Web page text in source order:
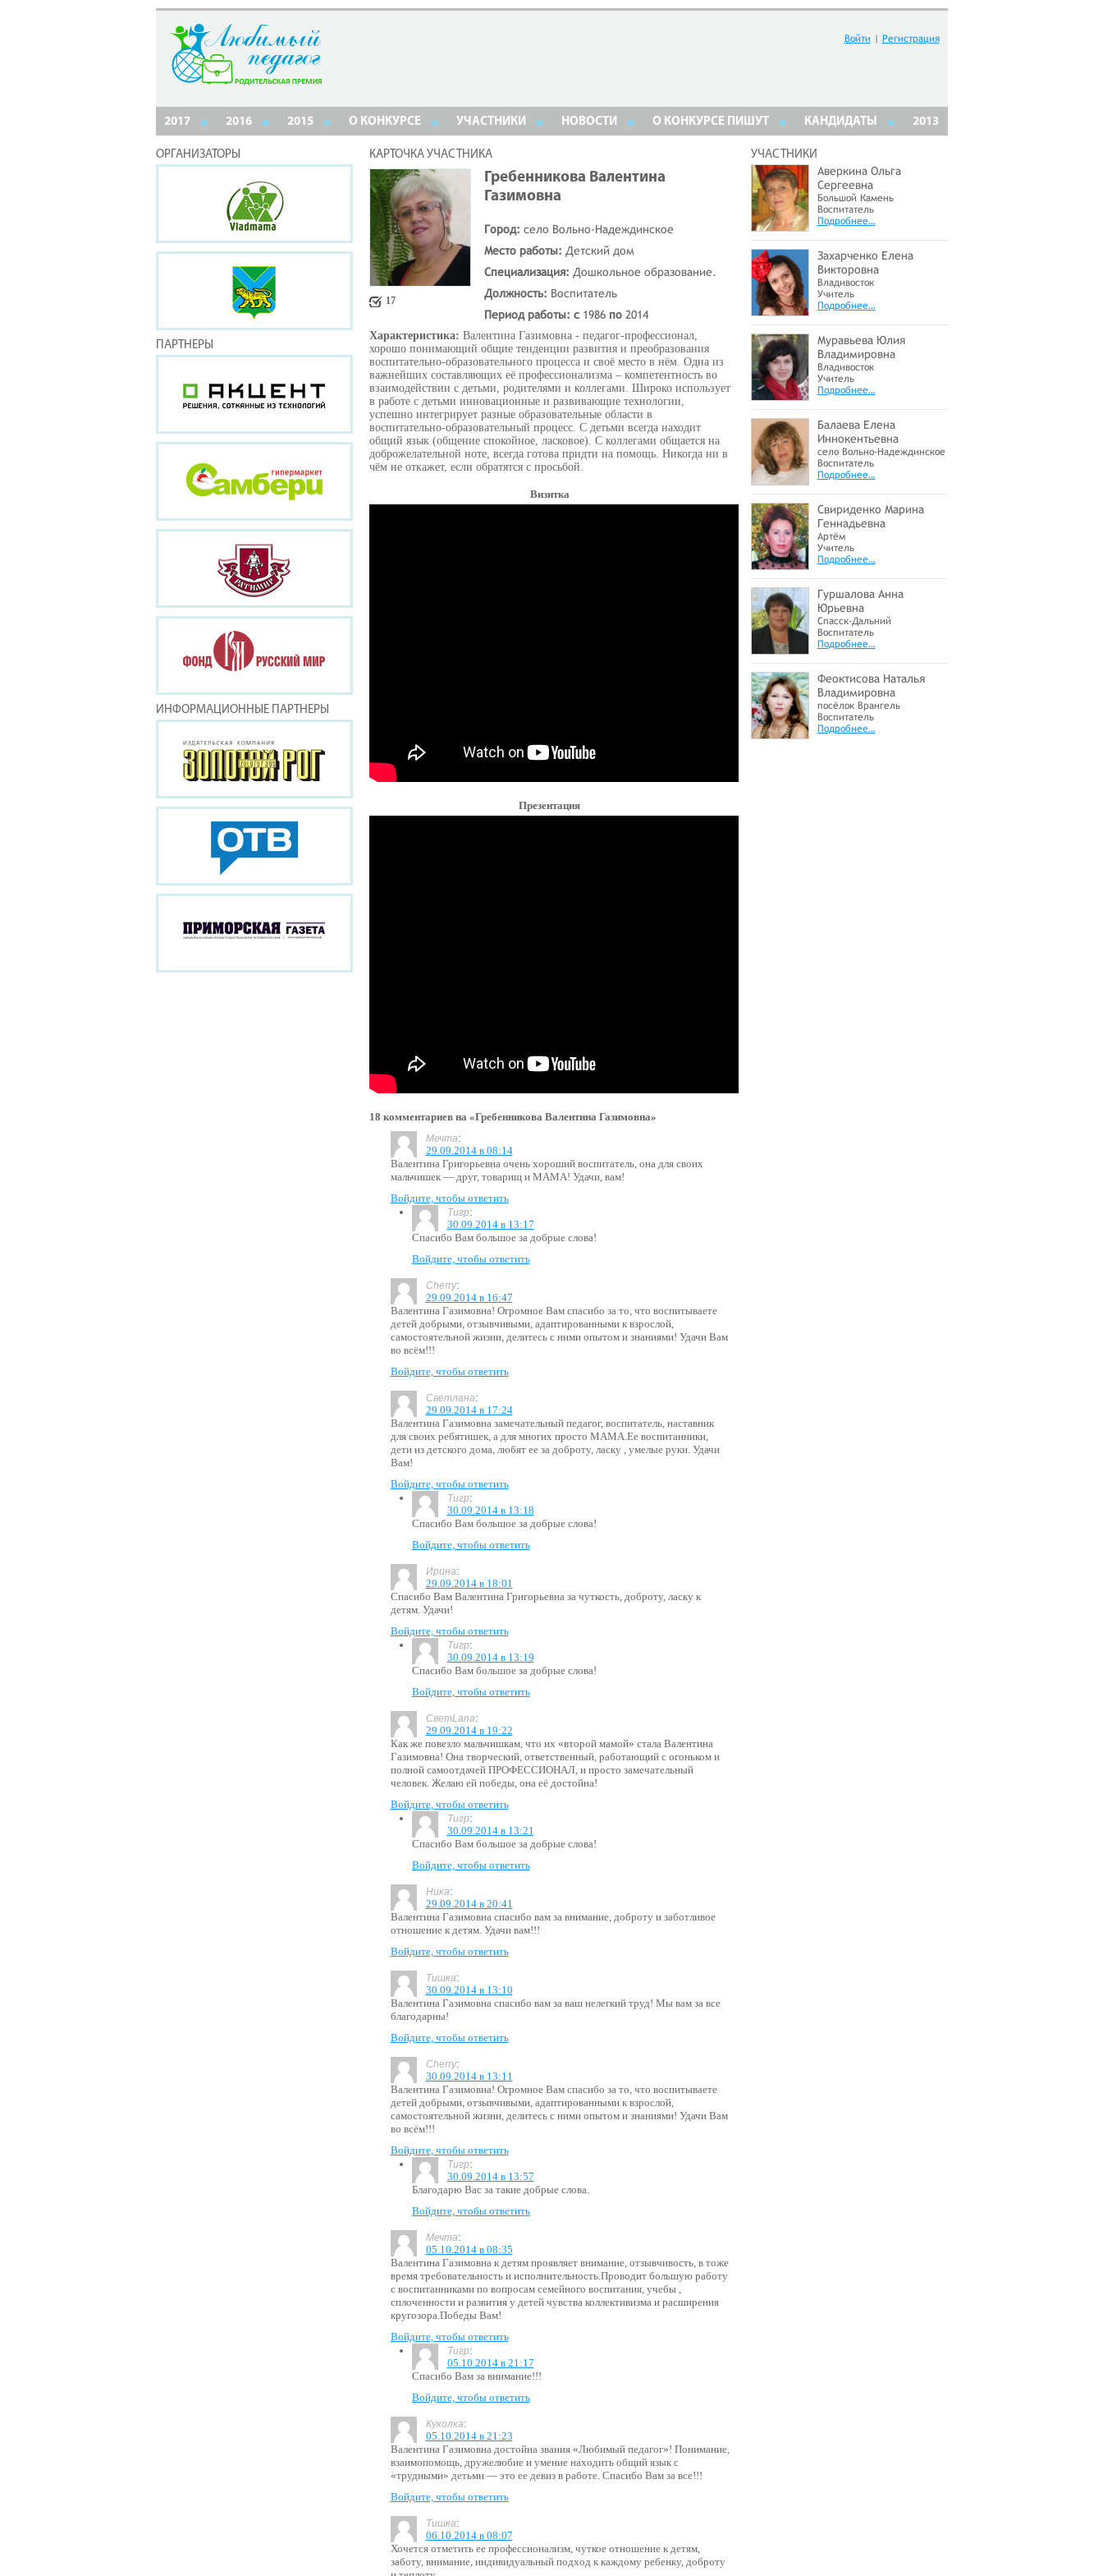
Войти | Регистрация
2017 2016 2015 О КОНКУРСЕ УЧАСТНИКИ НОВОСТИ О КОНКУРСЕ ПИШУТ КАНДИДАТЫ 2013
ОРГАНИЗАТОРЫ
ПАРТНЕРЫ
ИНФОРМАЦИОННЫЕ ПАРТНЕРЫ
КАРТОЧКА УЧАСТНИКА
17
Гребенникова Валентина
Газимовна
Город: село Вольно-Надеждинское
Место работы: Детский дом
Специализация: Дошкольное образование.
Должность: Воспитатель
Период работы: с1986по 2014
Характеристика: Валентина Газимовна - педагог-профессионал,
хорошо понимающий общие тенденции развития и преобразования
воспитательно-образовательного процесса и своё место в нём. Одна из
важнейших составляющих её профессионализма – компетентность во
взаимодействии с детьми, родителями и коллегами. Широко использует
в работе с детьми инновационные и развивающие технологии,
успешно интегрирует разные образовательные области в
воспитательно-образовательный процесс. С детьми всегда находит
общий язык (общение спокойное, ласковое). С коллегами общается на
доброжелательной ноте, всегда готова придти на помощь. Никогда ни в
чём не откажет, если обратятся с просьбой.
Визитка
Презентация
18 комментариев на «Гребенникова Валентина Газимовна»
Мечта:
29.09.2014 в 08:14
Валентина Григорьевна очень хороший воспитатель, она для своих
мальчишек — друг, товарищ и МАМА! Удачи, вам!
Войдите, чтобы ответить
Тигр:
30.09.2014 в 13:17
Спасибо Вам большое за добрые слова!
Войдите, чтобы ответить
Cherry:
29.09.2014 в 16:47
Валентина Газимовна! Огромное Вам спасибо за то, что воспитываете
детей добрыми, отзывчивыми, адаптированными к взрослой,
самостоятельной жизни, делитесь с ними опытом и знаниями! Удачи Вам
во всём!!!
Войдите, чтобы ответить
Светлана:
29.09.2014 в 17:24
Валентина Газимовна замечательный педагог, воспитатель, наставник
для своих ребятишек, а для многих просто МАМА.Ее воспитанники,
дети из детского дома, любят ее за доброту, ласку , умелые руки. Удачи
Вам!
Войдите, чтобы ответить
Тигр:
30.09.2014 в 13:18
Спасибо Вам большое за добрые слова!
Войдите, чтобы ответить
Ирина:
29.09.2014 в 18:01
Cпасибо Вам Валентина Григорьевна за чуткость, доброту, ласку к
детям. Удачи!
Войдите, чтобы ответить
Тигр:
30.09.2014 в 13:19
Спасибо Вам большое за добрые слова!
Войдите, чтобы ответить
СветLana:
29.09.2014 в 19:22
Как же повезло мальчишкам, что их «второй мамой» стала Валентина
Газимовна! Она творческий, ответственный, работающий с огоньком и
полной самоотдачей ПРОФЕССИОНАЛ, и просто замечательный
человек. Желаю ей победы, она её достойна!
Войдите, чтобы ответить
Тигр:
30.09.2014 в 13:21
Спасибо Вам большое за добрые слова!
Войдите, чтобы ответить
Ника:
29.09.2014 в 20:41
Валентина Газимовна спасибо вам за внимание, доброту и заботливое
отношение к детям. Удачи вам!!!
Войдите, чтобы ответить
Тишка:
30.09.2014 в 13:10
Валентина Газимовна спасибо вам за ваш нелегкий труд! Мы вам за все
благодарны!
Войдите, чтобы ответить
Cherry:
30.09.2014 в 13:11
Валентина Газимовна! Огромное Вам спасибо за то, что воспитываете
детей добрыми, отзывчивыми, адаптированными к взрослой,
самостоятельной жизни, делитесь с ними опытом и знаниями! Удачи Вам
во всём!!!
Войдите, чтобы ответить
Тигр:
30.09.2014 в 13:57
Благодарю Вас за такие добрые слова.
Войдите, чтобы ответить
Мечта:
05.10.2014 в 08:35
Валентина Газимовна к детям проявляет внимание, отзывчивость, в тоже
время требовательность и исполнительность.Проводит большую работу
с воспитанниками по вопросам семейного воспитания, учебы ,
сплоченности и развития у детей чувства коллективизма и расширения
кругозора.Победы Вам!
Войдите, чтобы ответить
Тигр:
05.10.2014 в 21:17
Спасибо Вам за внимание!!!
Войдите, чтобы ответить
Куколка:
05.10.2014 в 21:23
Валентина Газимовна достойна звания «Любимый педагог»! Понимание,
взаимопомощь, дружелюбие и умение находить общий язык с
«трудными» детьми — это ее девиз в работе. Спасибо Вам за все!!!
Войдите, чтобы ответить
Тишка:
06.10.2014 в 08:07
Хочется отметить ее профессионализм, чуткое отношение к детям,
заботу, внимание, индивидуальный подход к каждому ребенку, доброту
УЧАСТНИКИ
Аверкина Ольга
Сергеевна
Большой Камень
Воспитатель
Подробнее…
Захарченко Елена
Викторовна
Владивосток
Учитель
Подробнее…
Муравьева Юлия
Владимировна
Владивосток
Учитель
Подробнее…
Балаева Елена
Иннокентьевна
село Вольно-Надеждинское
Воспитатель
Подробнее…
Свириденко Марина
Геннадьевна
Артём
Учитель
Подробнее…
Гуршалова Анна
Юрьевна
Спасск-Дальний
Воспитатель
Подробнее…
Феоктисова Наталья
Владимировна
посёлок Врангель
Воспитатель
Подробнее…